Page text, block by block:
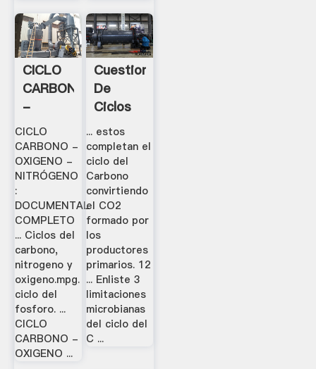
CICLO
CARBONO
-
OXIGENO
-
NITRÓGENO
- .
CICLO
CARBONO -
OXIGENO -
NITRÓGENO
:
DOCUMENTAL
COMPLETO
... Ciclos del
carbono,
nitrogeno y
oxigeno.mpg.
ciclo del
fosforo. ...
CICLO
CARBONO -
OXIGENO ...
Cuestionario
De
Ciclos
Biogeoquímico:
C, H Y
O 1. .
... estos
completan el
ciclo del
Carbono
convirtiendo
el CO2
formado por
los
productores
primarios. 12
... Enliste 3
limitaciones
microbianas
del ciclo del
C ...